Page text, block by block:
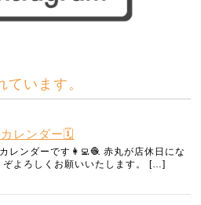
います。
レンダー🗓️
レンダーです👩‍💻🧶 赤丸が店休日にな
ぞよろしくお願いいたします。 […]